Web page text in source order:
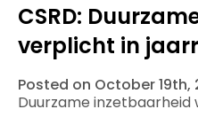
CSRD:
verplicht in
Posted on October
Duurzame